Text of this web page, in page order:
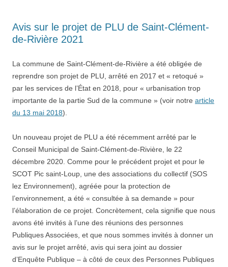
Avis sur le projet de PLU de Saint-Clément-
de-Rivière 2021
La commune de Saint-Clément-de-Rivière a été obligée de
reprendre son projet de PLU, arrêté en 2017 et « retoqué »
par les services de l’État en 2018, pour « urbanisation trop
importante de la partie Sud de la commune » (voir notre article
du 13 mai 2018).
Un nouveau projet de PLU a été récemment arrêté par le
Conseil Municipal de Saint-Clément-de-Rivière, le 22
décembre 2020. Comme pour le précédent projet et pour le
SCOT Pic saint-Loup, une des associations du collectif (SOS
lez Environnement), agréée pour la protection de
l’environnement, a été « consultée à sa demande » pour
l’élaboration de ce projet. Concrètement, cela signifie que nous
avons été invités à l’une des réunions des personnes
Publiques Associées, et que nous sommes invités à donner un
avis sur le projet arrêté, avis qui sera joint au dossier
d’Enquête Publique – à côté de ceux des Personnes Publiques